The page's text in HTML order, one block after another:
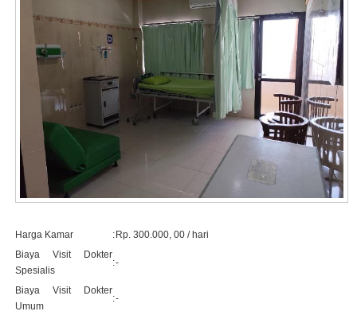
Harga Kamar :Rp. 300.000, 00 / hari
Biaya Visit Dokter
Spesialis
:-
Biaya Visit Dokter
Umum
:-